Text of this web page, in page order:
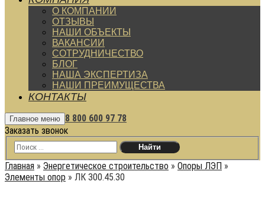
О КОМПАНИИ
ОТЗЫВЫ
НАШИ ОБЪЕКТЫ
ВАКАНСИИ
СОТРУДНИЧЕСТВО
БЛОГ
НАША ЭКСПЕРТИЗА
НАШИ ПРЕИМУЩЕСТВА
КОНТАКТЫ
Главное меню 8 800 600 97 78
Заказать звонок
Главная » Энергетическое строительство » Опоры ЛЭП »
Элементы опор » ЛК 300.45.30